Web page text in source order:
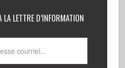
LETTRE D’INFORMATION